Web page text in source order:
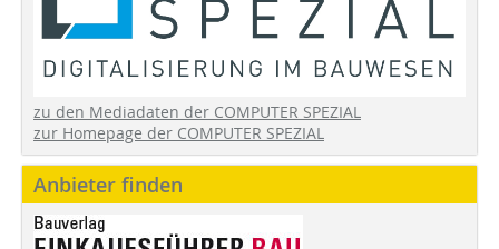
zu den Mediadaten der COMPUTER SPEZIAL
zur Homepage der COMPUTER SPEZIAL
Anbieter finden